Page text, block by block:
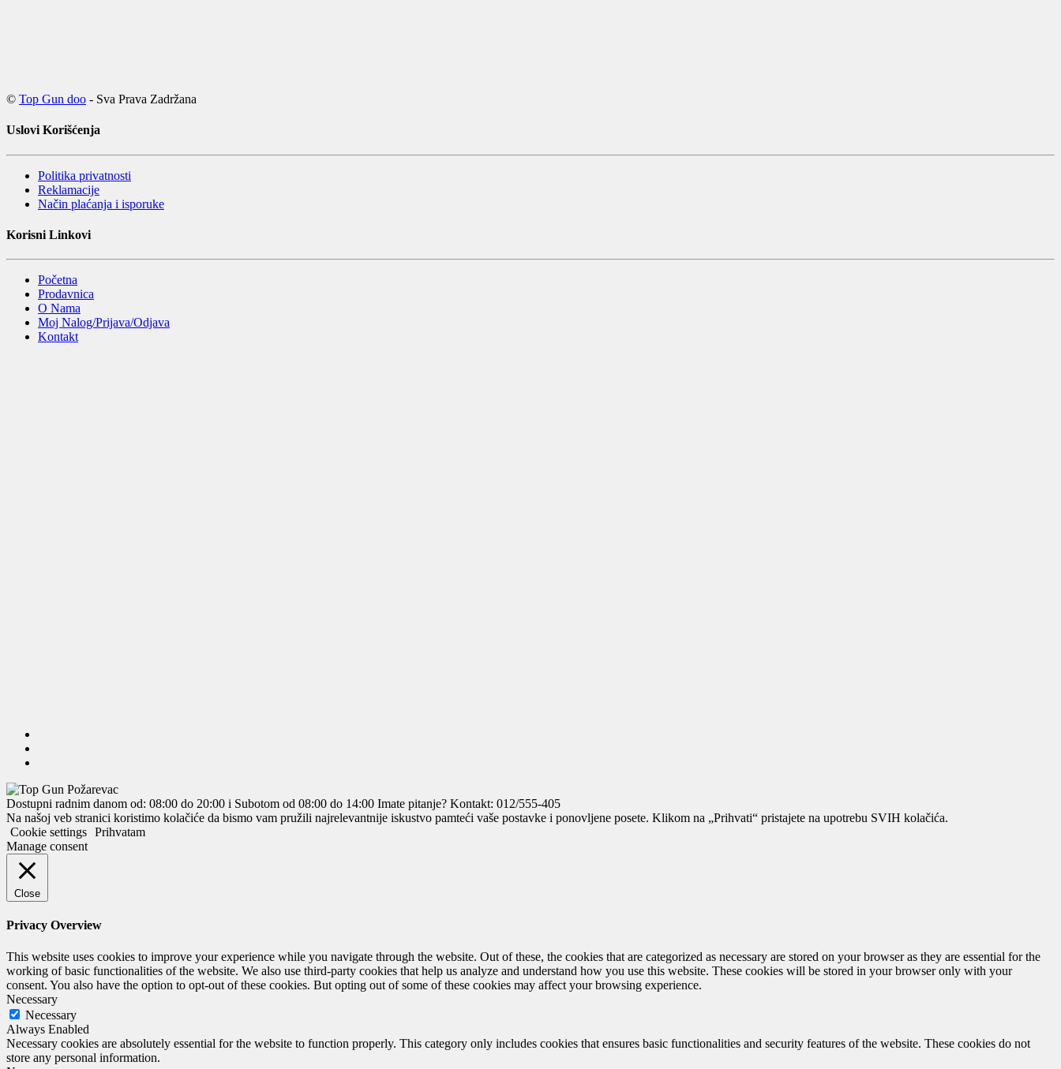
© Top Gun doo - Sva Prava Zadržana
Uslovi Korišćenja
Politika privatnosti
Reklamacije
Način plaćanja i isporuke
Korisni Linkovi
Početna
Prodavnica
O Nama
Moj Nalog/Prijava/Odjava
Kontakt
Dostupni radnim danom od: 08:00 do 20:00 i Subotom od 08:00 do 14:00 Imate pitanje? Kontakt: 012/555-405
Na našoj veb stranici koristimo kolačiće da bismo vam pružili najrelevantnije iskustvo pamteći vaše postavke i ponovljene posete. Klikom na „Prihvati“ pristajete na upotrebu SVIH kolačića.
Cookie settings Prihvatam
Manage consent
Close
Privacy Overview
This website uses cookies to improve your experience while you navigate through the website. Out of these, the cookies that are categorized as necessary are stored on your browser as they are essential for the
working of basic functionalities of the website. We also use third-party cookies that help us analyze and understand how you use this website. These cookies will be stored in your browser only with your
consent. You also have the option to opt-out of these cookies. But opting out of some of these cookies may affect your browsing experience.
Necessary
Necessary
Always Enabled
Necessary cookies are absolutely essential for the website to function properly. This category only includes cookies that ensures basic functionalities and security features of the website. These cookies do not
store any personal information.